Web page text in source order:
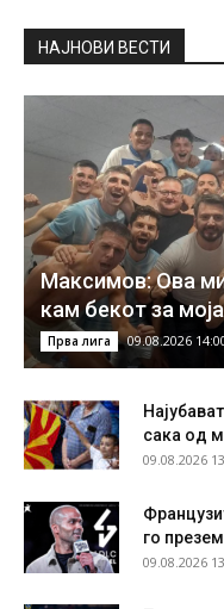
НAЈНОВИ ВЕСТИ
Максимов: Ова
кам бекот за
Прва лига 09.08.2026
сака од
09.08.2026
го
09.08.2026